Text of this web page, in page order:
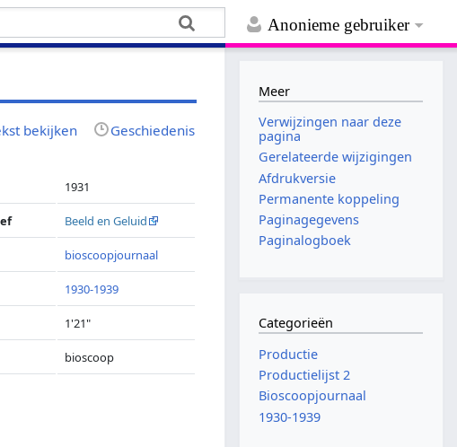
Anonieme gebruiker
bekijken Geschiedenis
1931
Beeld en Geluid
bioscoopjournaal
1930-1939
1'21"
bioscoop
Meer
Verwijzingen naar deze
pagina
Gerelateerde wijzigingen
Afdrukversie
Permanente koppeling
Paginagegevens
Paginalogboek
Categorieën
Productie
Productielijst 2
Bioscoopjournaal
1930-1939